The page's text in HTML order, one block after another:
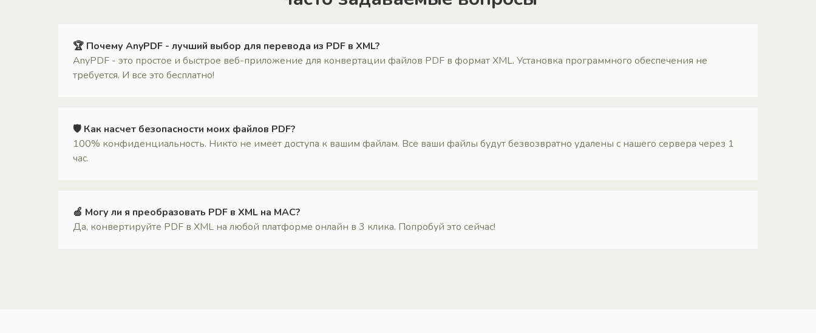
🏆 Почему AnyPDF - лучший выбор для перевода из PDF в XML?
AnyPDF - это простое и быстрое веб-приложение для конвертации файлов PDF в формат XML. Установка программного обеспечения не
требуется. И все это бесплатно!
🛡 Как насчет безопасности моих файлов PDF?
100% конфиденциальность. Никто не имеет доступа к вашим файлам. Все ваши файлы будут безвозвратно удалены с нашего сервера через 1
час.
🍏 Могу ли я преобразовать PDF в XML на MAC?
Да, конвертируйте PDF в XML на любой платформе онлайн в 3 клика. Попробуй это сейчас!